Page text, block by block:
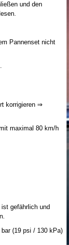
und den
Pannenset nicht
.
korrigieren ⇒
maximal 80 km/h
gefährlich und
(19 psi / 130 kPa)